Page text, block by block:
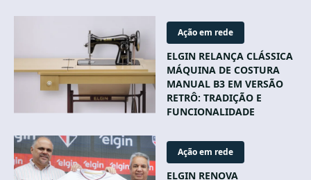
Ação em rede
ELGIN RELANÇA CLÁSSICA
MÁQUINA DE COSTURA
MANUAL B3 EM VERSÃO
RETRÔ: TRADIÇÃO E
FUNCIONALIDADE
Ação em rede
ELGIN RENOVA